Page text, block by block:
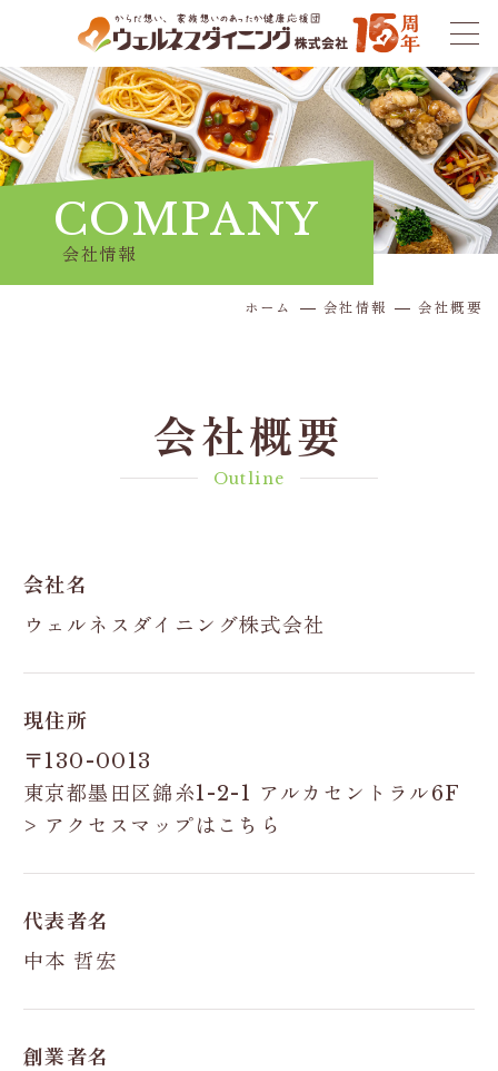
COMPANY
会社情報
ホーム 会社情報 会社概要
会社概要
Outline
会社名
ウェルネスダイニング株式会社
現住所
〒130-0013
東京都墨田区錦糸1-2-1 アルカセントラル6F
> アクセスマップはこちら
代表者名
中本 哲宏
創業者名